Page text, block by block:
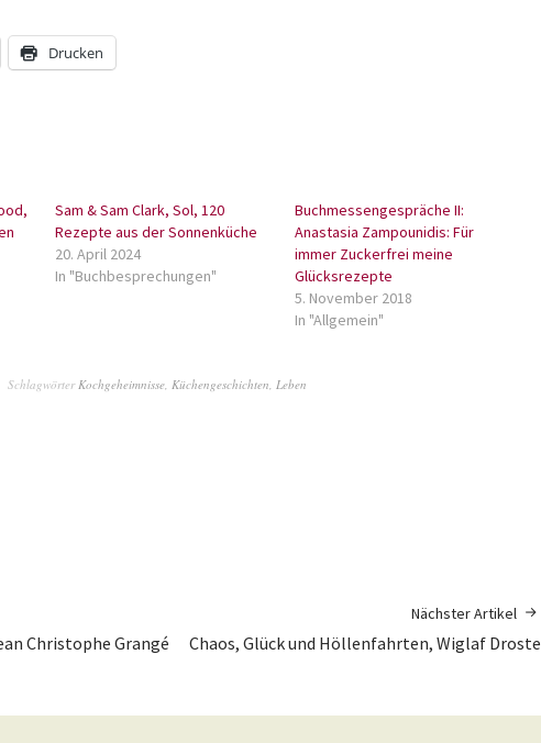
Drucken
Sam & Sam Clark, Sol, 120
Rezepte aus der Sonnenküche
20. April 2024
In "Buchbesprechungen"
Buchmessengespräche II:
Anastasia Zampounidis: Für
immer Zuckerfrei meine
Glücksrezepte
5. November 2018
In "Allgemein"
SchlagwörterKochgeheimnisse, Küchengeschichten, Leben
Christophe Grangé
Nächster Artikel
Chaos, Glück und Höllenfahrten, Wiglaf Droste